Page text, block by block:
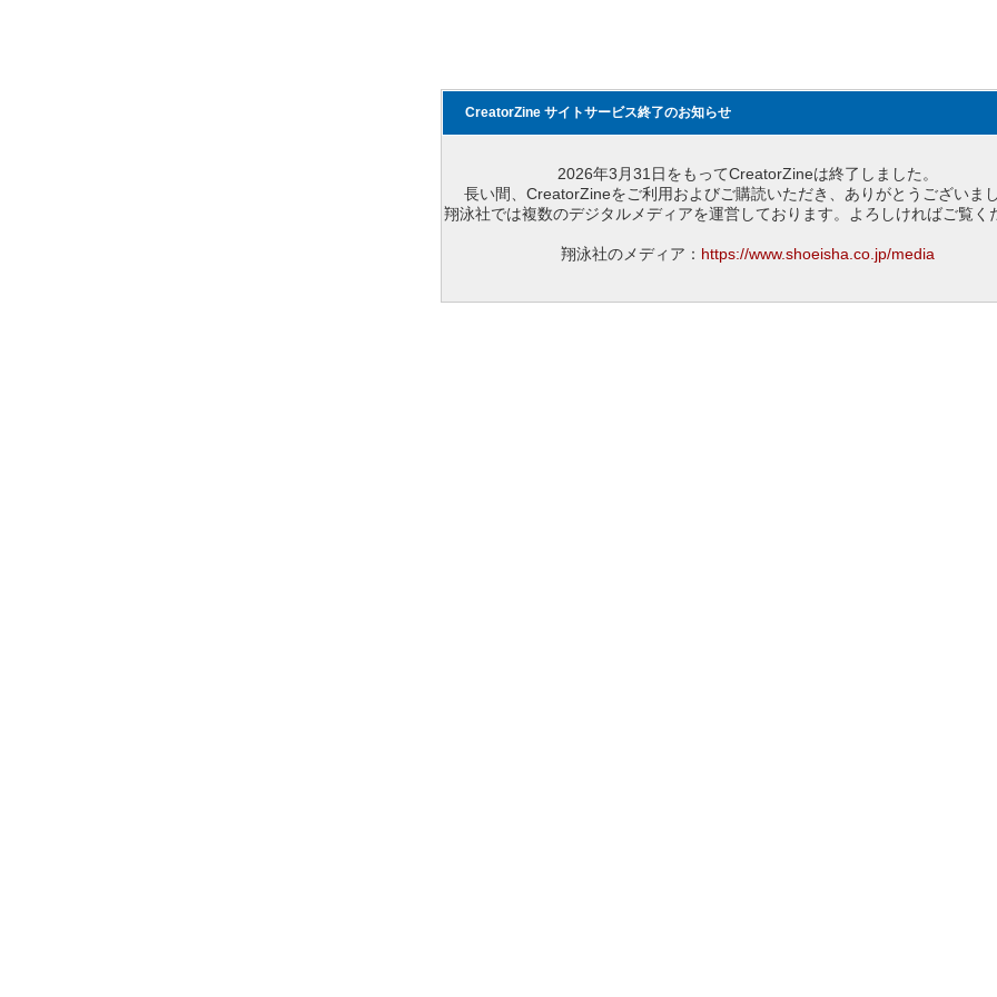
CreatorZine サイトサービス終了のお知らせ
2026年3月31日をもってCreatorZineは終了しました。
長い間、CreatorZineをご利用およびご購読いただき、ありがとうございまし
翔泳社では複数のデジタルメディアを運営しております。よろしければご覧く
翔泳社のメディア： https://www.shoeisha.co.jp/media